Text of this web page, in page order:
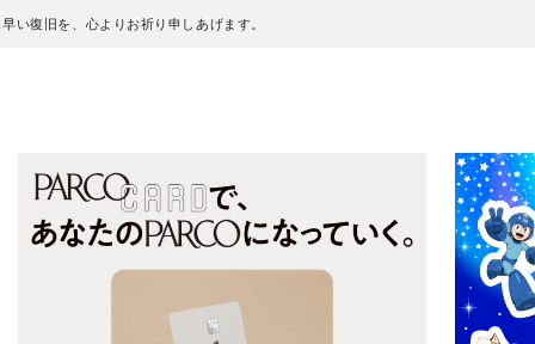
い復旧を、心よりお祈り申しあげます。